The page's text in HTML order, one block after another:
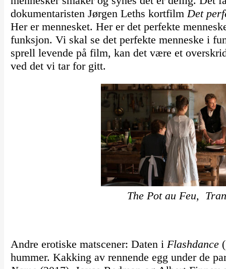
dokumentaristen Jørgen Leths kortfilm Det
Her er mennesket. Her er det perfekte
funksjon. Vi skal se det perfekte menneske i
sprell levende på film, kan det være et
ved det vi tar for gitt.
The Pot au Feu,
Andre erotiske matscener: Daten i Flashdance
hummer. Kakking av rennende egg under de